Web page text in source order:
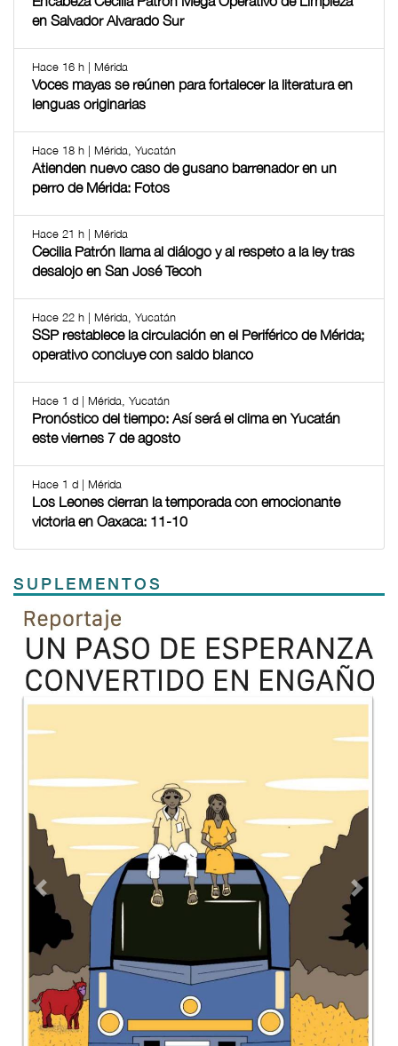
en Salvador Alvarado Sur
Hace 16 h | Mérida
Voces mayas se reúnen para fortalecer la literatura en
lenguas originarias
Hace 18 h | Mérida, Yucatán
Atienden nuevo caso de gusano barrenador en un
perro de Mérida: Fotos
Hace 21 h | Mérida
Cecilia Patrón llama al diálogo y al respeto a la ley tras
desalojo en San José Tecoh
Hace 22 h | Mérida, Yucatán
SSP restablece la circulación en el Periférico de Mérida;
operativo concluye con saldo blanco
Hace 1 d | Mérida, Yucatán
Pronóstico del tiempo: Así será el clima en Yucatán
este viernes 7 de agosto
Hace 1 d | Mérida
Los Leones cierran la temporada con emocionante
victoria en Oaxaca: 11-10
SUPLEMENTOS
Previous
TODOS LOS SUPLEMENTOS
Contacto Directorio Aviso de privacidad
Copyright ©2026 Todos los derechos reservados | La Jornada
Maya